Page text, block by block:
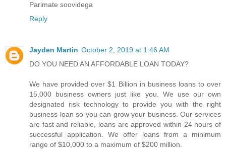
Parimate soovidega
Reply
Jayden Martin October 2, 2019 at 1:46 AM
DO YOU NEED AN AFFORDABLE LOAN TODAY?
We have provided over $1 Billion in business loans to over
15,000 business owners just like you. We use our own
designated risk technology to provide you with the right
business loan so you can grow your business. Our services
are fast and reliable, loans are approved within 24 hours of
successful application. We offer loans from a minimum
range of $10,000 to a maximum of $200 million.